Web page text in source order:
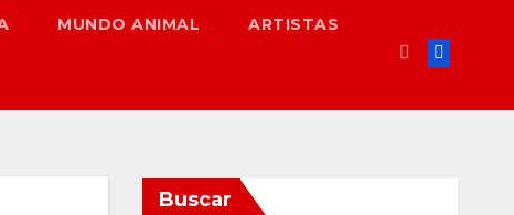
MUNDO ANIMAL ARTISTAS
Buscar